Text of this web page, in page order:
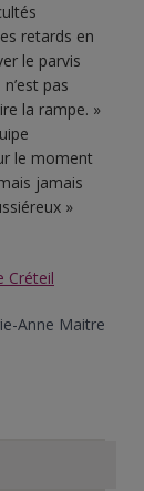
retards en
le parvis
pas
la rampe. »
le moment
jamais
»
Créteil
Anne Maitre